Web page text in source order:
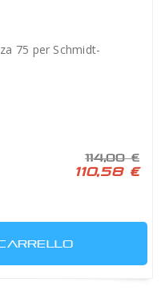
75 per Schmidt-
114,00 €
110,58 €